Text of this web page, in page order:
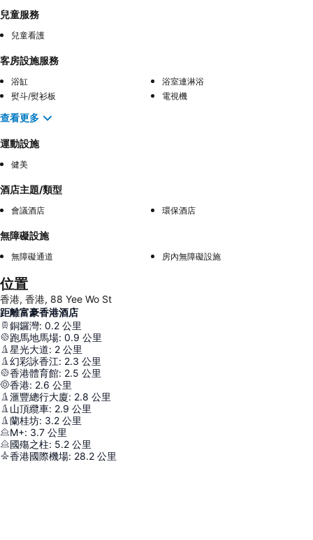
兒童服務
兒童看護
客房設施服務
浴缸
浴室連淋浴
熨斗/熨衫板
電視機
查看更多
運動設施
健美
酒店主題/類型
會議酒店 環保酒店
無障礙設施
無障礙通道 房內無障礙設施
位置
香港, 香港, 88 Yee Wo St
距離富豪香港酒店
銅鑼灣: 0.2 公里
跑馬地馬場: 0.9 公里
星光大道: 2 公里
幻彩詠香江: 2.3 公里
香港體育館: 2.5 公里
香港: 2.6 公里
滙豐總行大廈: 2.8 公里
山頂纜車: 2.9 公里
蘭桂坊: 3.2 公里
M+: 3.7 公里
國殤之柱: 5.2 公里
香港國際機場: 28.2 公里